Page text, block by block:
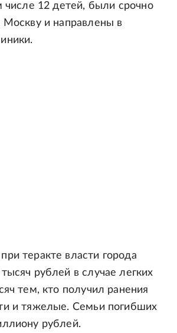
числе 12 детей, были срочно
Москву и направлены в
теракте власти города
рублей в случае легких
тем, кто получил ранения
и тяжелые. Семьи погибших
рублей.